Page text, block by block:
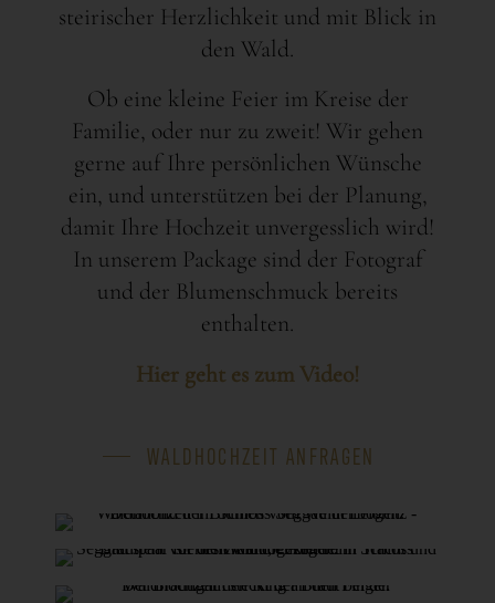
steirischer Herzlichkeit und mit Blick in
den Wald.
Ob eine kleine Feier im Kreise der
Familie, oder nur zu zweit! Wir gehen
gerne auf Ihre persönlichen Wünsche
ein, und unterstützen bei der Planung,
damit Ihre Hochzeit unvergesslich wird!
In unserem Package sind der Fotograf
und der Blumenschmuck bereits
enthalten.
Hier geht es zum Video!
WALDHOCHZEIT ANFRAGEN